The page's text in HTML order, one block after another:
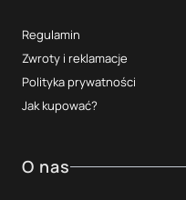
Regulamin
Zwroty i reklamacje
Polityka prywatności
Jak kupować?
O nas